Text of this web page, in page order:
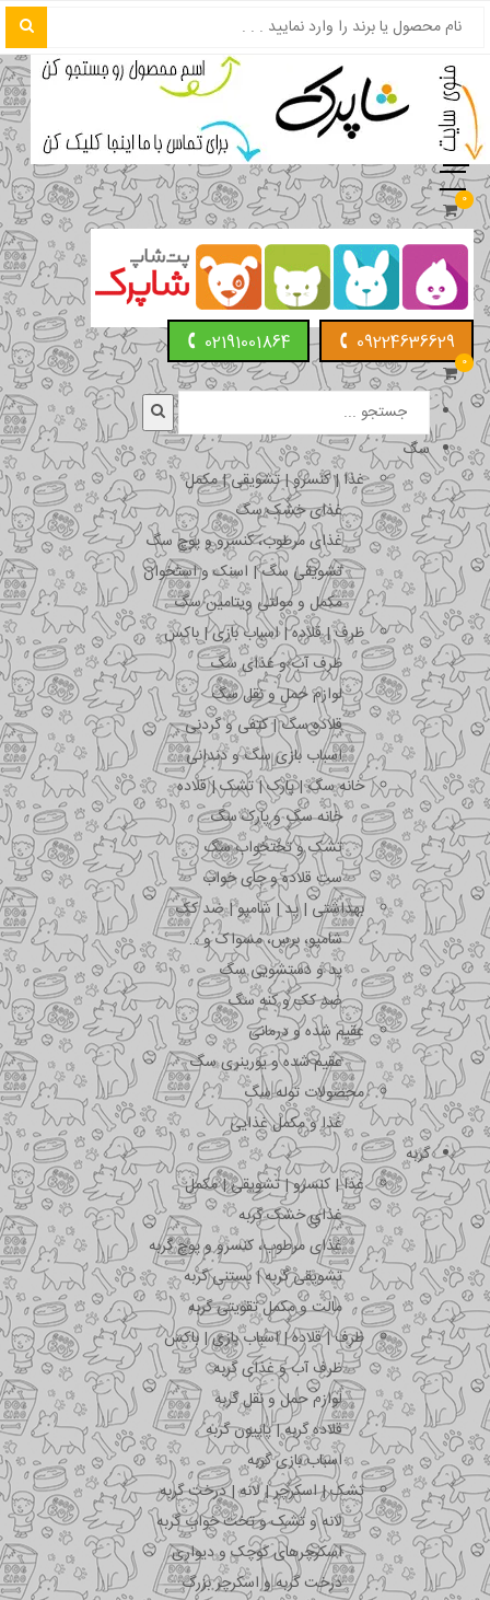
0
09224636629
02191001864
0
سگ
غذا | کنسرو | تشویقی | مکمل
غذای خشک سگ
غذای مرطوب، کنسرو و پوچ سگ
تشویقی سگ | اسنک و استخوان
مکمل و مولتی ویتامین سگ
ظرف | قلاده | اسباب بازی | باکس
ظرف آب و غذای سگ
لوازم حمل و نقل سگ
قلاده سگ | کتفی و گردنی
اسباب بازی سگ و دندانی
خانه سگ | پارک | تشک | قلاده
خانه سگ و پارک سگ
تشک و تختخواب سگ
ست قلاده و جای خواب
بهداشتی | پد | شامپو | ضد کک
شامپو، برس، مسواک و …
پد و دستشویی سگ
ضد کک و کنه سگ
عقیم شده و درمانی
عقیم شده و یورینری سگ
محصولات توله سگ
غذا و مکمل غذایی
گربه
غذا | کنسرو | تشویقی | مکمل
غذای خشک گربه
غذای مرطوب، کنسرو و پوچ گربه
تشویقی گربه | بستنی گربه
مالت و مکمل تقویتی گربه
ظرف | قلاده | اسباب بازی | باکس
ظرف آب و غذای گربه
لوازم حمل و نقل گربه
قلاده گربه | پاپیون گربه
اسباب بازی گربه
تشک | اسکرچر | لانه | درخت گربه
لانه و تشک و تخت خواب گربه
اسکرچرهای کوچک و دیواری
درخت گربه و اسکرچر بزرگ